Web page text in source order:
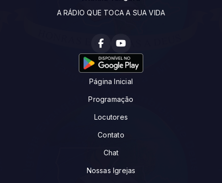
A RÁDIO QUE TOCA A SUA VIDA
Página Inicial
Programação
Locutores
Contato
Chat
Nossas Igrejas